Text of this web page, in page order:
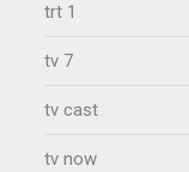
trt 1
tv 7
tv cast
tv now